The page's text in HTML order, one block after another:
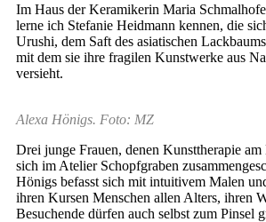
Im Haus der Keramikerin Maria
lerne ich Stefanie Heidmann kennen, die
Urushi, dem Saft des asiatischen
mit dem sie ihre fragilen Kunstwerke aus
versieht.
Alexa Hönigs. Foto: MZ
Drei junge Frauen, denen Kunsttherapie am
sich im Atelier Schopfgraben
Hönigs befasst sich mit intuitivem Malen
ihren Kursen Menschen allen Alters, ihren
Besuchende dürfen auch selbst zum Pinsel